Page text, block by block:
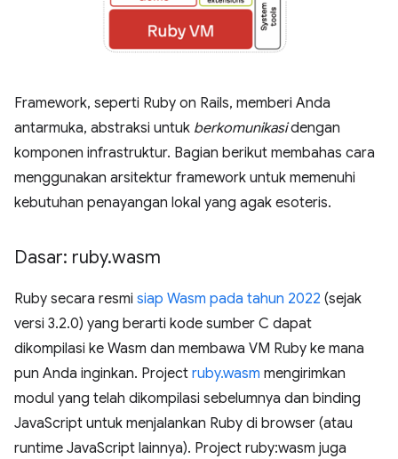
Framework, seperti Ruby on Rails, memberi Anda
antarmuka, abstraksi untuk berkomunikasidengan
komponen infrastruktur. Bagian berikut membahas cara
menggunakan arsitektur framework untuk memenuhi
kebutuhan penayangan lokal yang agak esoteris.
Dasar: ruby.wasm
Ruby secara resmi siap Wasm pada tahun 2022 (sejak
versi 3.2.0) yang berarti kode sumber C dapat
dikompilasi ke Wasm dan membawa VM Ruby ke mana
pun Anda inginkan. Project ruby.wasm mengirimkan
modul yang telah dikompilasi sebelumnya dan binding
JavaScript untuk menjalankan Ruby di browser (atau
runtime JavaScript lainnya). Project ruby:wasm juga